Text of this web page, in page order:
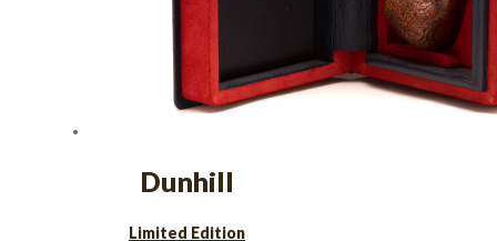
Dunhill
Limited Edition